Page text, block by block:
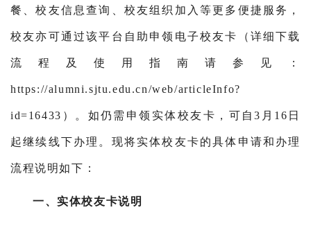
餐、校友信息查询、校友组织加入等更多便捷服务，
校友亦可通过该平台自助申领电子校友卡（详细下载
流程及使用指南请参见：
https://alumni.sjtu.edu.cn/web/articleInfo?
id=16433）。如仍需申领实体校友卡，可自3月16日
起继续线下办理。现将实体校友卡的具体申请和办理
流程说明如下：
一、实体校友卡说明